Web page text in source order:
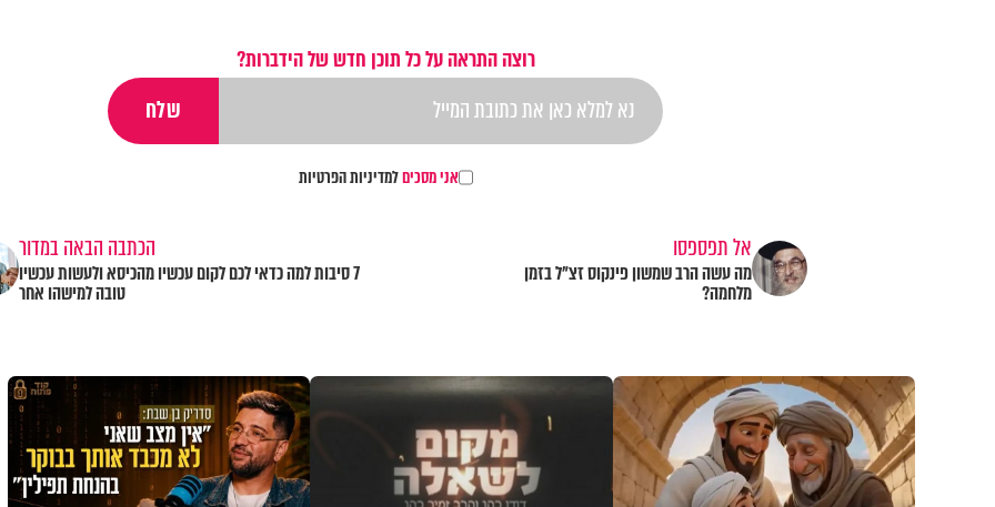
רוצה התראה על כל תוכן חדש של הידברות?
אני מסכיםלמדיניות הפרטיות
אל תפספסו
מה עשה הרב שמשון פינקוס זצ"ל בזמן
מלחמה?
הכתבה הבאה במדור
7 סיבות למה כדאי לכם לקום עכשיו מהכיסא ולעשות עכשיו
טובה למישהו אחר